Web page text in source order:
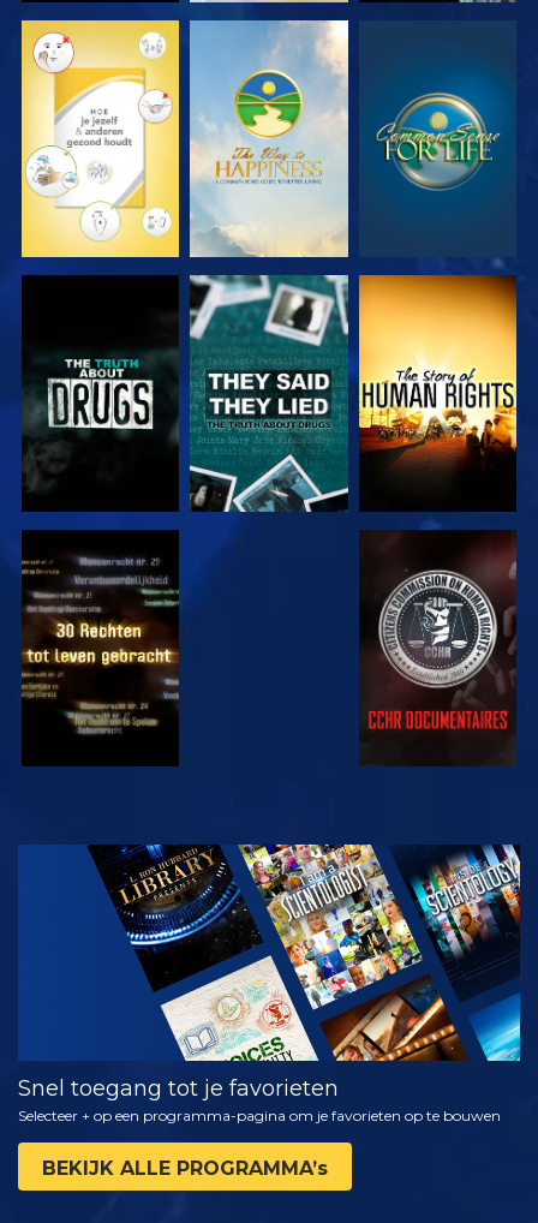
KIJK KIJK KIJK
KIJK KIJK
KIJK KIJK
KIJK
VERKEN DE
SERIE
Snel toegang tot je favorieten
Selecteer + op een programma-pagina om je favorieten op te bouwen
BEKIJK ALLE PROGRAMMA’s